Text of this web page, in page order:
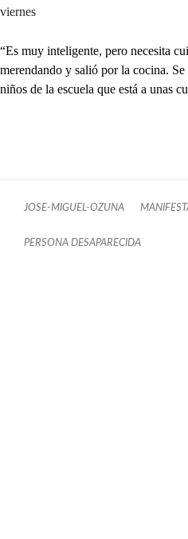
viernes
“Es muy inteligente, pero necesita
merendando y salió por la cocina.
niños de la escuela que está a unas
JOSE-MIGUEL-OZUNA
PERSONA DESAPARECIDA